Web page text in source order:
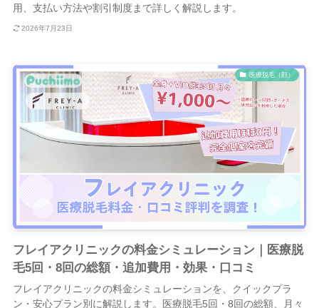
用、支払い方法や割引制度まで詳しく解説します。
2026年7月23日
医療脱毛（顔）
フレイアクリニックの料金シミュレーション｜医療脱
毛5回・8回の総額・追加費用・効果・口コミ
フレイアクリニックの料金シミュレーションを、クイックプラ
ン・安心プラン別に解説します。医療脱毛5回・8回の総額、月々